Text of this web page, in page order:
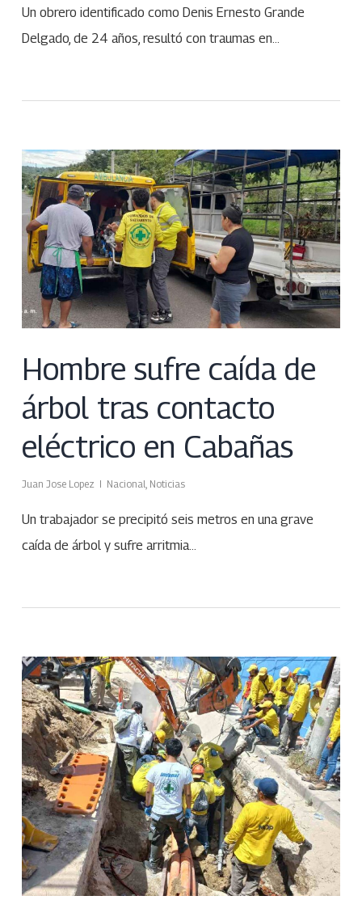
Un obrero identificado como Denis Ernesto Grande
Delgado, de 24 años, resultó con traumas en…
Hombre sufre caída de
árbol tras contacto
eléctrico en Cabañas
Juan Jose Lopez Nacional, Noticias
Un trabajador se precipitó seis metros en una grave
caída de árbol y sufre arritmia…